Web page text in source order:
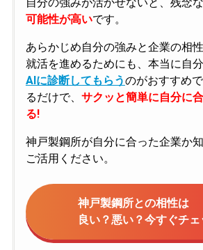
可能性が高いです。
あらかじめ自分の強みと企業の相
就活を進めるためにも、本当に自
AIに診断してもらうのがおすすめ
るだけで、 サクッと簡単に自分に
る!
神戸製鋼所が自分に合った企業か
ご活用ください。
神戸製鋼所との相性は
良い？悪い？今すぐチェ